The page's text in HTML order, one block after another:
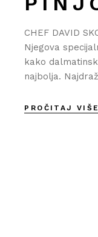
CHEF DAVID
Njegova
kako
najbolja.
PROČITAJ VIŠE